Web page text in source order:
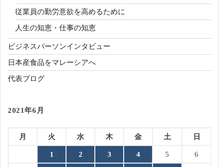
従業員の勤労意欲を高めるために
人生の知恵・仕事の知恵
ビジネスパーソンインタビュー
日本産食品をマレーシアへ
代表ブログ
2021年6月
月 火 水 木 金 土 日
1 2 3 4 5 6